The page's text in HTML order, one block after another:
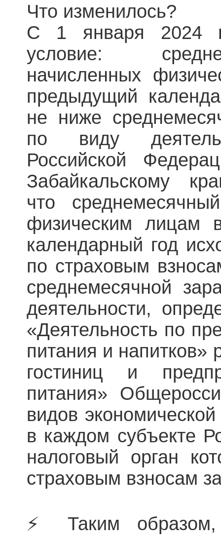
Что изменилось?
С 1 января 2024
условие:
начисленных
предыдущий
не ниже
по виду
Российской
Забайкальскому
что
физическим лицам
календарный год
по страховым
среднемесячной
деятельности,
«Деятельность по
питания и напитков»
гостиниц и
питания»
видов
в каждом субъекте
налоговый орган
страховым взносам
⚡️ Таким образом,